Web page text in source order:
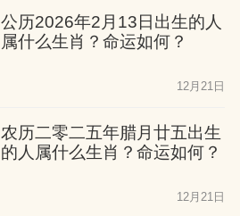
公历2026年2月13日出生的人
属什么生肖？命运如何？
12月21日
农历二零二五年腊月廿五出生
的人属什么生肖？命运如何？
12月21日